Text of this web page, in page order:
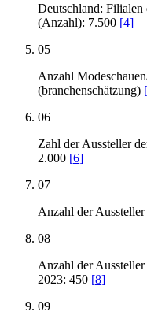
Deutschland: Filialen
(Anzahl): 7.500 [4]
05
Anzahl
(branchenschätzung) [
06
Zahl der Aussteller
2.000 [6]
07
Anzahl der
08
Anzahl der
2023: 450 [8]
09